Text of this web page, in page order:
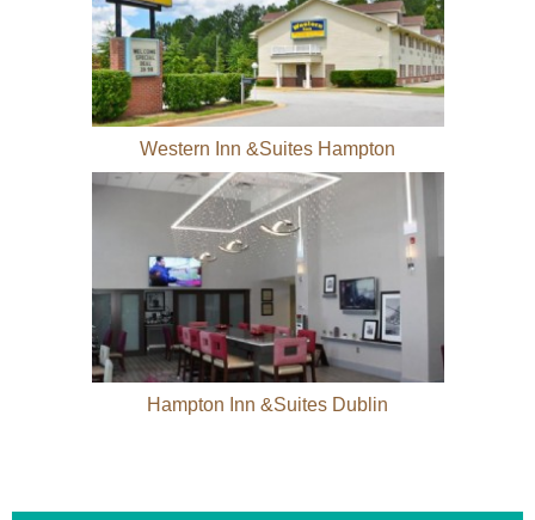
Western Inn &Suites Hampton
Hampton Inn &Suites Dublin